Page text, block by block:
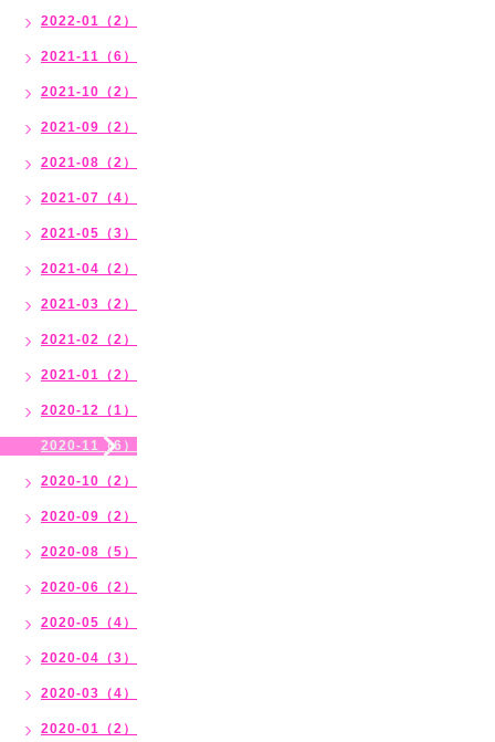
2022-01（2）
2021-11（6）
2021-10（2）
2021-09（2）
2021-08（2）
2021-07（4）
2021-05（3）
2021-04（2）
2021-03（2）
2021-02（2）
2021-01（2）
2020-12（1）
2020-11（6）
2020-10（2）
2020-09（2）
2020-08（5）
2020-06（2）
2020-05（4）
2020-04（3）
2020-03（4）
2020-01（2）